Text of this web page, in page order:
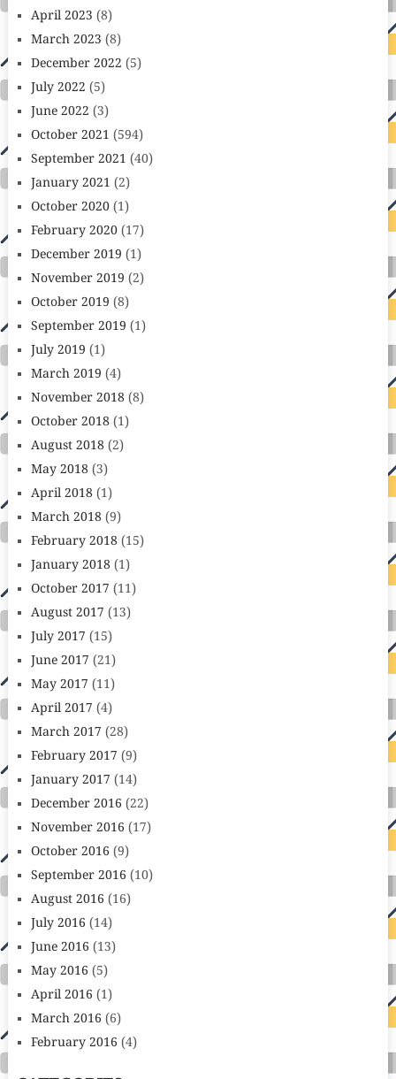
April 2023 (8)
March 2023 (8)
December 2022 (5)
July 2022 (5)
June 2022 (3)
October 2021 (594)
September 2021 (40)
January 2021 (2)
October 2020(1)
February 2020(17)
December 2019 (1)
November 2019 (2)
October 2019 (8)
September 2019 (1)
July 2019 (1)
March 2019 (4)
November 2018(8)
October 2018(1)
August 2018(2)
May 2018(3)
April 2018(1)
March 2018(9)
February 2018(15)
January 2018(1)
October 2017 (11)
August 2017 (13)
July 2017 (15)
June 2017 (21)
May 2017 (11)
April 2017 (4)
March 2017 (28)
February 2017 (9)
January 2017 (14)
December 2016 (22)
November 2016 (17)
October 2016 (9)
September 2016 (10)
August 2016 (16)
July 2016 (14)
June 2016 (13)
May 2016 (5)
April 2016 (1)
March 2016 (6)
February 2016 (4)